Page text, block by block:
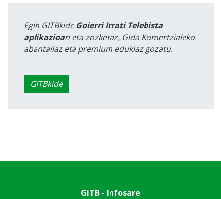
Egin GITBkide Goierri Irrati Telebista
aplikazioan eta zozketaz, Gida Komertzialeko
abantailaz eta premium edukiaz gozatu.
GITBkide
GiTB - Infosare